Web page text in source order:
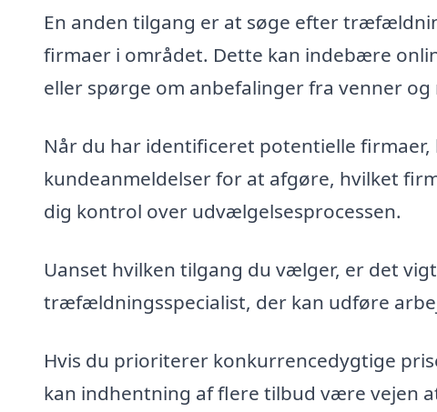
En anden tilgang er at søge efter
firmaer i området. Dette kan indebære
eller spørge om anbefalinger fra venner og
Når du har identificeret potentielle
kundeanmeldelser for at afgøre, hvilket
dig kontrol over udvælgelsesprocessen.
Uanset hvilken tilgang du vælger, er det
træfældningsspecialist, der kan udføre
Hvis du prioriterer konkurrencedygtige
kan indhentning af flere tilbud være vejen